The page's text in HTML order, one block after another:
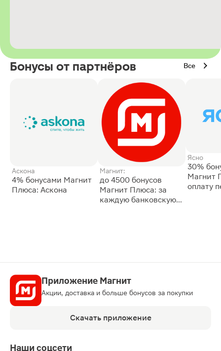
Бонусы от партнёров Все
Аскона
4% бонусами Магнит
Плюса: Аскона
Магнит:
до 4500 бонусов
Магнит Плюса: за
каждую банковскую
Ясно
30%
Магнит
оплату
Приложение Магнит
Акции, доставка и больше бонусов за покупки
Скачать приложение
Наши соцсети